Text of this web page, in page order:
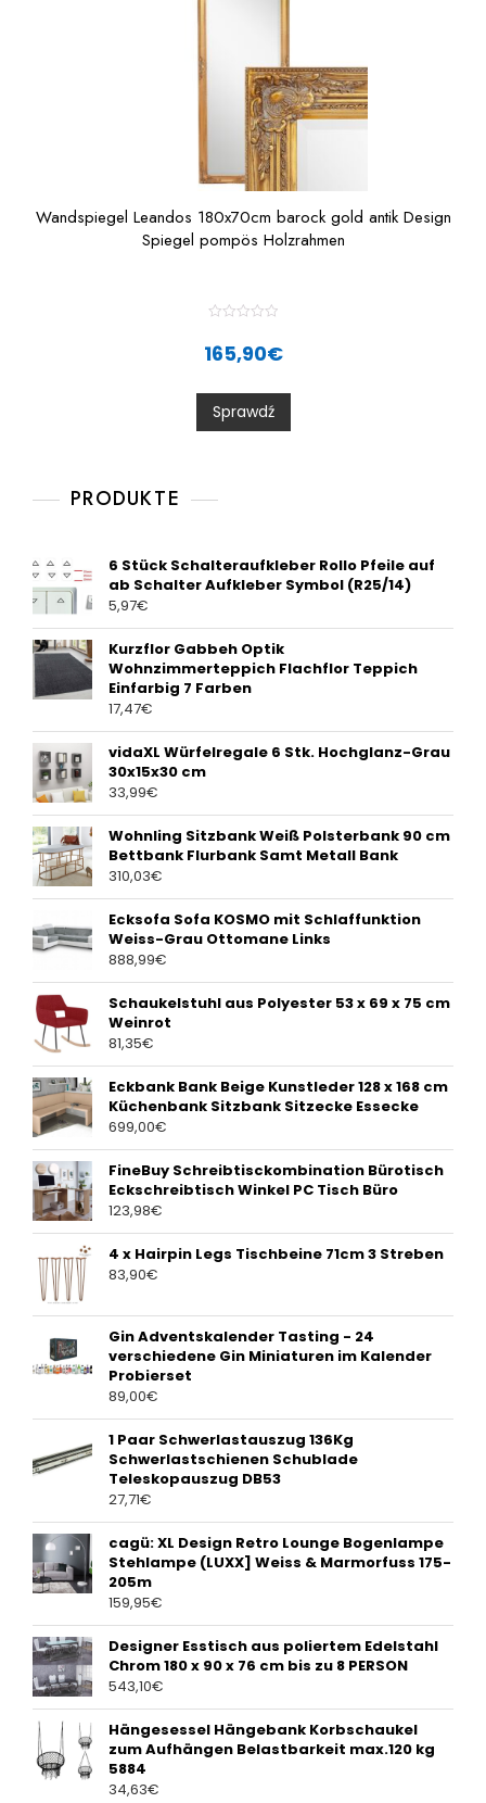
Wandspiegel Leandos 180x70cm barock gold antik Design
Spiegel pompös Holzrahmen
0
o
u
t
165,90€
Sprawdź
PRODUKTE
6 Stück Schalteraufkleber Rollo Pfeile auf
ab Schalter Aufkleber Symbol (R25/14)
5,97€
Kurzflor Gabbeh Optik
Wohnzimmerteppich Flachflor Teppich
Einfarbig 7 Farben
17,47€
vidaXL Würfelregale 6 Stk. Hochglanz-Grau
30x15x30 cm
33,99€
Wohnling Sitzbank Weiß Polsterbank 90 cm
Bettbank Flurbank Samt Metall Bank
310,03€
Ecksofa Sofa KOSMO mit Schlaffunktion
Weiss-Grau Ottomane Links
888,99€
Schaukelstuhl aus Polyester 53 x 69 x 75 cm
Weinrot
81,35€
Eckbank Bank Beige Kunstleder 128 x 168 cm
Küchenbank Sitzbank Sitzecke Essecke
699,00€
FineBuy Schreibtisckombination Bürotisch
Eckschreibtisch Winkel PC Tisch Büro
123,98€
4 x Hairpin Legs Tischbeine 71cm 3 Streben
83,90€
Gin Adventskalender Tasting - 24
verschiedene Gin Miniaturen im Kalender
Probierset
89,00€
1 Paar Schwerlastauszug 136Kg
Schwerlastschienen Schublade
Teleskopauszug DB53
27,71€
cagü: XL Design Retro Lounge Bogenlampe
Stehlampe (LUXX] Weiss & Marmorfuss 175-
205m
159,95€
Designer Esstisch aus poliertem Edelstahl
Chrom 180 x 90 x 76 cm bis zu 8 PERSON
543,10€
Hängesessel Hängebank Korbschaukel
zum Aufhängen Belastbarkeit max.120 kg
5884
34,63€